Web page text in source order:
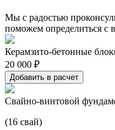
Мы с радостью
поможем определиться с
Керамзито-бетонные
20 000 ₽
Добавить в расчет
Свайно-винтовой
(16 свай)